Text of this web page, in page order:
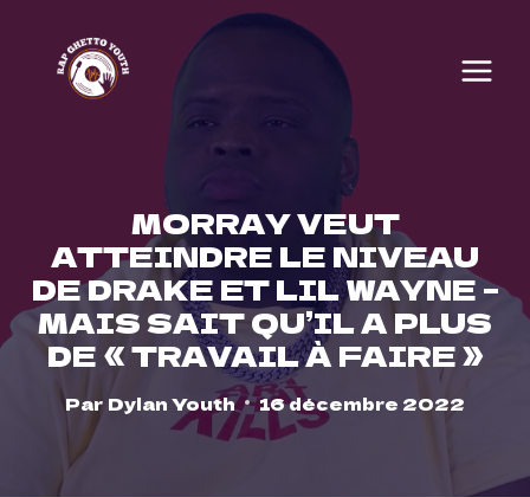
content
MORRAY VEUT
ATTEINDRE LE NIVEAU
DE DRAKE ET LIL WAYNE –
MAIS SAIT QU’IL A PLUS
DE « TRAVAIL À FAIRE »
Par Dylan Youth 16 décembre 2022